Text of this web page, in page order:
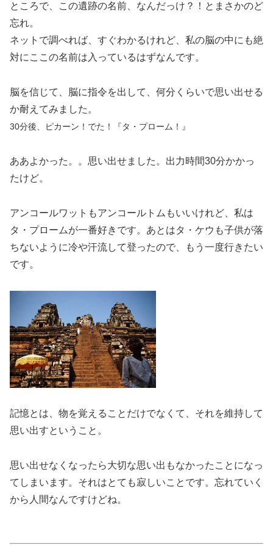
ところで、この遺跡の名前、なんだっけ？！とまさかのど
忘れ。
ネットで調べれば、すぐわかるけれど、私の脳の中にも絶
対にここの名前は入っているはずなんです。
脳を信じて、脳に指令を出して、何分くらいで思い出せる
か耐えてみました。
30分後、ピカーン！でた！『タ・プローム！』
ああよかった。。思い出せました。出力時間30分かかっ
たけど。
アンコールワットもアンコールトムもいいけれど、私は
タ・プロームが一番好きです。あとはタ・ケウも子供が落
ちないように冷や汗流して登ったので、もう一度行きたい
です。
記憶とは、物を覚えることだけでなくて、それを維持して
思い出すということ。
思い出せなくなったら大切な思い出もなかったことになっ
てしまいます。それはとても寂しいことです。忘れていく
から人間なんですけどね。